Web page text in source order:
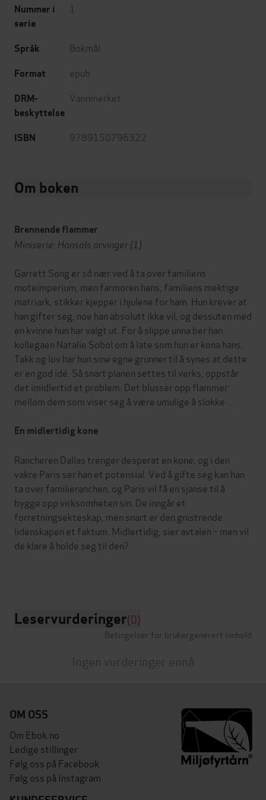
Nummer i
serie
1
Språk Bokmål
Format epub
DRM-
beskyttelse
Vannmerket
ISBN 9789150796322
Om boken
Brennende flammer
Miniserie: Hansols arvinger (1)
Garrett Song erså nær ved å ta over familiens
moteimperium, men farmoren hans, familiens mektige
matriark, stikker kjepper i hjulene for ham. Hun krever at
han gifter seg, noe han absolutt ikke vil, og dessuten med
en kvinne hun har valgt ut. For å slippe unna ber han
kollegaen Natalie Sobol om å late som hun er kona hans.
Takk og lov har hun sine egne grunner til å synes at dette
er en god idé. Så snart planen settes til verks, oppstår
det imidlertid et problem: Det blusser opp flammer
mellom dem som viser seg å være umulige å slokke …
En midlertidig kone
Rancheren Dallas trenger desperat en kone, og i den
vakre Paris ser han et potensial. Ved å gifte seg kan han
ta over familieranchen, og Paris vil få en sjanse til å
bygge opp virksomheten sin. De inngår et
forretningsekteskap, men snart er den gnistrende
lidenskapen et faktum. Midlertidig, sier avtalen – men vil
de klare å holde seg til den?
Leservurderinger(0)
Betingelser for brukergenerert innhold
Ingen vurderinger ennå
OM OSS
Om Ebok.no
Ledige stillinger
Følg oss på Facebook
Følg oss på Instagram